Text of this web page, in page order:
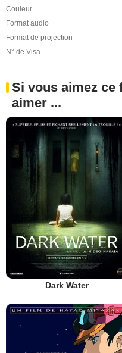
Couleur
Format audio
Format de projection
N° de Visa
Si vous aimez
aimer ...
Dark Water